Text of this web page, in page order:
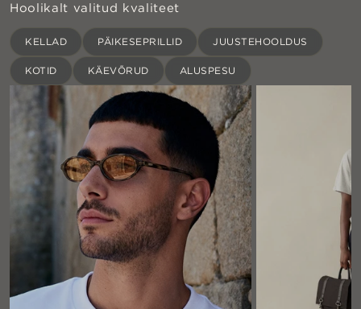
Hoolikalt valitud kvaliteet
KELLAD PÄIKESEPRILLID JUUSTEHOOLDUS
KOTID KÄEVÕRUD ALUSPESU